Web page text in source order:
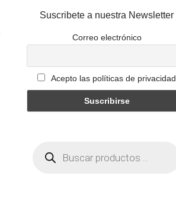
Suscribete a nuestra Newsletter
Correo electrónico
Acepto las políticas de privacidad